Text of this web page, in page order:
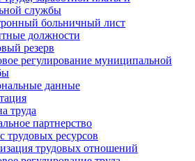
службы
больничный лист
должности
резерв
регулирование муниципальной
данные
труда
партнерство
трудовых ресурсов
трудовых отношений